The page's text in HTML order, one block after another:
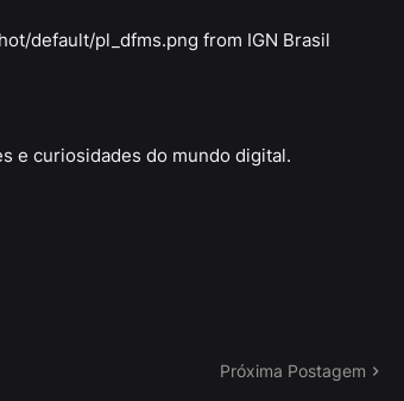
default/pl_dfms.png from IGN Brasil
e curiosidades do mundo digital.
Próxima Postagem